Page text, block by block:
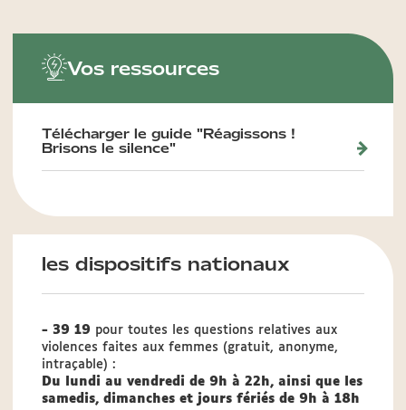
Vos ressources
Télécharger le guide "Réagissons !
Brisons le silence"
les dispositifs nationaux
- 39 19 pour toutes les questions relatives aux
violences faites aux femmes (gratuit, anonyme,
intraçable) :
Du lundi au vendredi de 9h à 22h, ainsi que les
samedis, dimanches et jours fériés de 9h à 18h